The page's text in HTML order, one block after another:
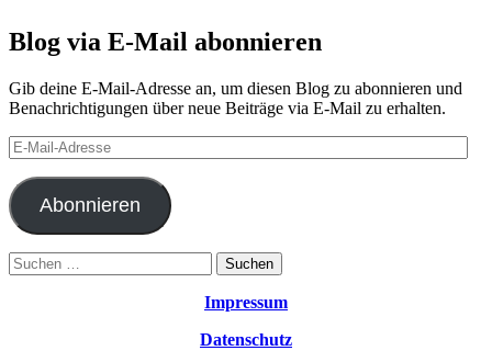
Blog via E-Mail abonnieren
Gib deine E-Mail-Adresse an, um diesen Blog zu abonnieren und
Benachrichtigungen über neue Beiträge via E-Mail zu erhalten.
E-
Mail-
Adresse
Abonnieren
Suchen
nach:
Impressum
Datenschutz